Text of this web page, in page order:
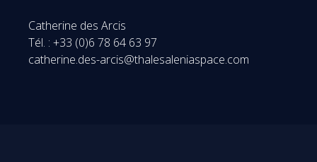
Catherine des Arcis
Tél. : +33 (0)6 78 64 63 97
catherine.des-arcis@thalesaleniaspace.com